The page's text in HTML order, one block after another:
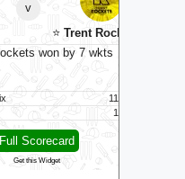
Trent Rockets⭐
by 7 wkts
111/6 (100)